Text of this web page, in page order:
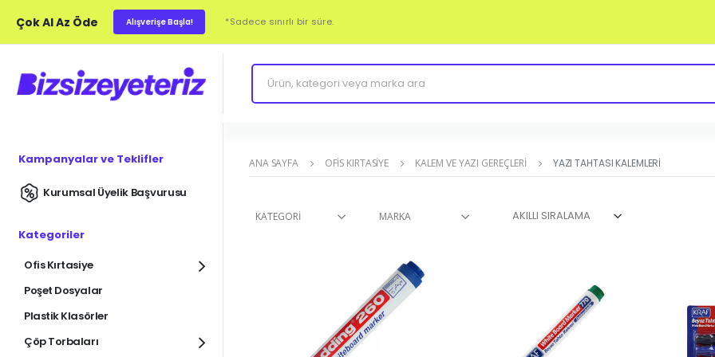
Çok Al Az Öde Alışverişe Başla! *Sadece sınırlı bir süre.
Kampanyalar ve Teklifler
Kurumsal Üyelik Başvurusu
Kategoriler
Ofis Kırtasiye
Poşet Dosyalar
Plastik Klasörler
Çöp Torbaları
ANA SAYFA OFIS KIRTASIYE KALEM VE YAZI GEREÇLERI YAZI TAHTASI KALEMLERI
KATEGORI MARKA